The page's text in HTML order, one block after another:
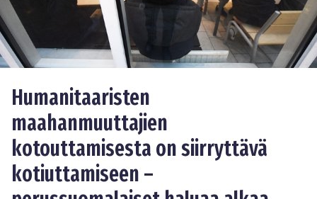
Humanitaaristen
maahanmuuttajien
kotouttamisesta on siirryttävä
kotiuttamiseen –